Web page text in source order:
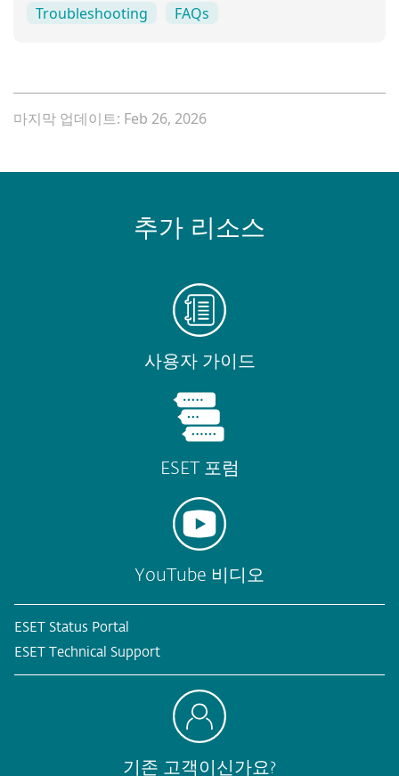
Troubleshooting FAQs
마지막 업데이트: Feb 26, 2026
추가 리소스
사용자 가이드
ESET 포럼
YouTube 비디오
ESET Status Portal
ESET Technical Support
기존 고객이신가요?